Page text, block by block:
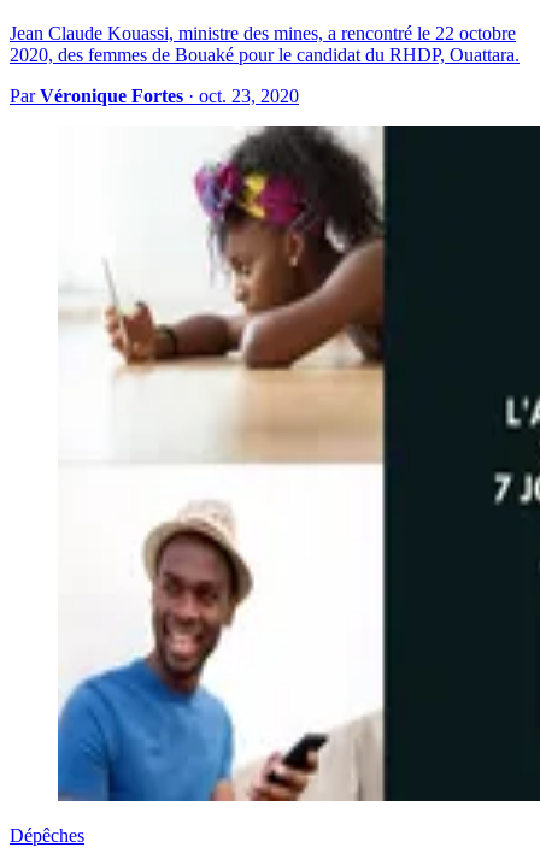
Jean Claude Kouassi, ministre des mines, a rencontré le 22 octobre
2020, des femmes de Bouaké pour le candidat du RHDP, Ouattara.
ParVéronique Fortes · oct. 23, 2020
Dépêches